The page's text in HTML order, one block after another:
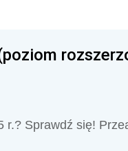
r.? Sprawdź się!